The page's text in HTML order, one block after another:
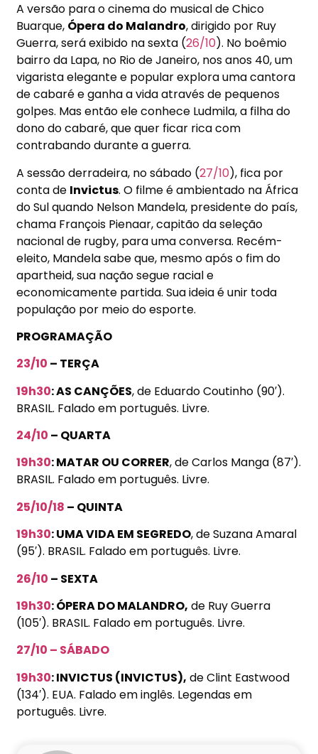
A versão para o cinema do musical de Chico
Buarque, Ópera do Malandro, dirigido por Ruy
Guerra, será exibido na sexta (26/10). No boêmio
bairro da Lapa, no Rio de Janeiro, nos anos 40, um
vigarista elegante e popular explora uma cantora
de cabaré e ganha a vida através de pequenos
golpes. Mas então ele conhece Ludmila, a filha do
dono do cabaré, que quer ficar rica com
contrabando durante a guerra.
A sessão derradeira, no sábado (27/10), fica por
conta de Invictus. O filme é ambientado na África
do Sul quando Nelson Mandela, presidente do país,
chama François Pienaar, capitão da seleção
nacional de rugby, para uma conversa. Recém-
eleito, Mandela sabe que, mesmo após o fim do
apartheid, sua nação segue racial e
economicamente partida. Sua ideia é unir toda
população por meio do esporte.
PROGRAMAÇÃO
23/10 – TERÇA
19h30: AS CANÇÕES, de Eduardo Coutinho (90′).
BRASIL. Falado em português. Livre.
24/10 – QUARTA
19h30: MATAR OU CORRER, de Carlos Manga (87′).
BRASIL. Falado em português. Livre.
25/10/18 – QUINTA
19h30: UMA VIDA EM SEGREDO, de Suzana Amaral
(95′). BRASIL. Falado em português. Livre.
26/10 – SEXTA
19h30: ÓPERA DO MALANDRO, de Ruy Guerra
(105′). BRASIL. Falado em português. Livre.
27/10 – SÁBADO
19h30: INVICTUS (INVICTUS), de Clint Eastwood
(134′). EUA. Falado em inglês. Legendas em
português. Livre.